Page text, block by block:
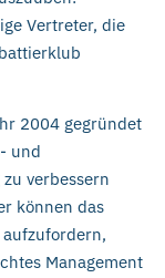
Vertreter, die
2004 gegründet
und
verbessern
können das
Management